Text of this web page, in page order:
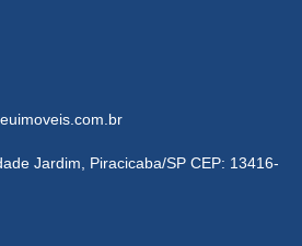
Jardim, Piracicaba/SP CEP: 13416-